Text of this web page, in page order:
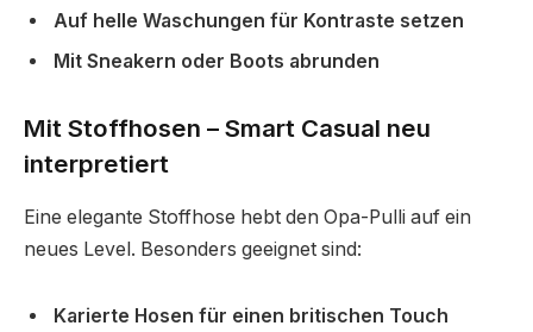
Auf helle Waschungen für Kontraste setzen
Mit Sneakern oder Boots abrunden
Mit Stoffhosen – Smart Casual neu
interpretiert
Eine elegante Stoffhose hebt den Opa-Pulli auf ein
neues Level. Besonders geeignet sind:
Karierte Hosen für einen britischen Touch